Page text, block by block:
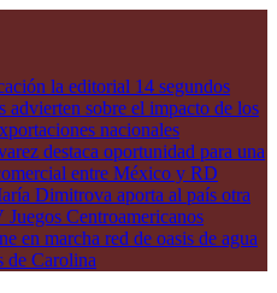
la editorial 14 segundos
advierten sobre el impacto de los
nacionales
destaca oportunidad para una
entre México y RD
Dimitrova aporta al país otra
Centroamericanos
en marcha red de oasis de agua
de Carolina